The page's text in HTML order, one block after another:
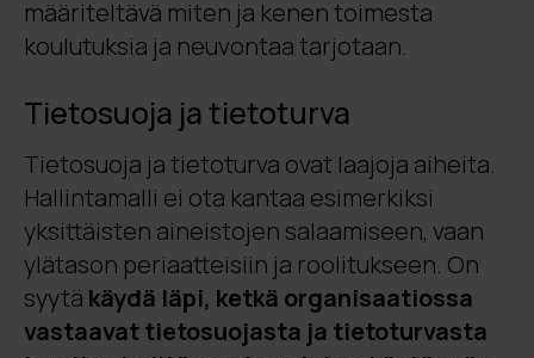
määriteltävä miten ja kenen toimesta
koulutuksia ja neuvontaa tarjotaan.
Tietosuoja ja tietoturva
Tietosuoja ja tietoturva ovat laajoja aiheita.
Hallintamalli ei ota kantaa esimerkiksi
yksittäisten aineistojen salaamiseen, vaan
ylätason periaatteisiin ja roolitukseen. On
syytä käydä läpi, ketkä organisaatiossa
vastaavat tietosuojasta ja tietoturvasta